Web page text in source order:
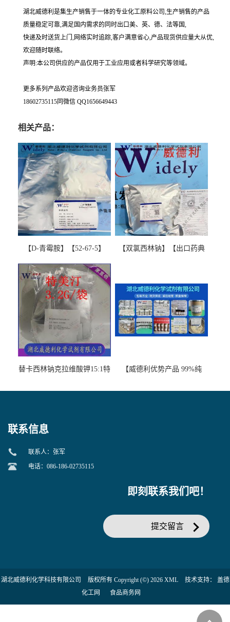
湖北威德利是集生产销售于一体的专业化工原料公司,生产销售的产品
质量稳定可靠,满足国内需求的同时出口美、英、德、法等国,
快递及时送货上门,网络实时追踪,客户满意省心,产品现货供应量大从优,
欢迎随时联络。
声明:本公司供应的产品仅用于工业应用或者科学研究等领域。
更多系列产品欢迎咨询业务员张军
18602735115同微信 QQ1656649443
相关产品：
【D-青霉胺】【52-67-5】
图谱检测方法现货供应咨询
张军52-67-5
【双氯西林钠】【出口药典
替卡西林钠克拉维酸钾15:1特
【威德利优势产品 99%纯
联系信息
联系人：张军
电话：086-186-02735115
即刻联系我们吧！
提交留言
湖北威德利化学科技有限公司 版权所有 Copyright (©) 2026 XML 技术支持： 盖德
化工网
食品商务网